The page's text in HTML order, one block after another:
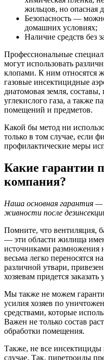
жильцов, но опасная
Безопасность —
домашних условиях;
Наличие средств без
Профессиональные
могут использовать
клопами. К ним относятся
газовые инсектицидные
диатомовая земля,
углекислого газа, а также
помещений и предметов.
Какой бы метод ни
только в том случае, если
профилактические меры
Какие гарантии
компания?
Наша основная гарантия
живности после
Помните, что вентиляция,
— эти области жилища
источниками размножения
весьма легко переносятся
различной утвари,
хозяевам придется
Мы также не можем
усилия хозяев по
средствами, которые
Важен не только состав
обработки помещения.
Также, не все
случае. Так, пиретроиды